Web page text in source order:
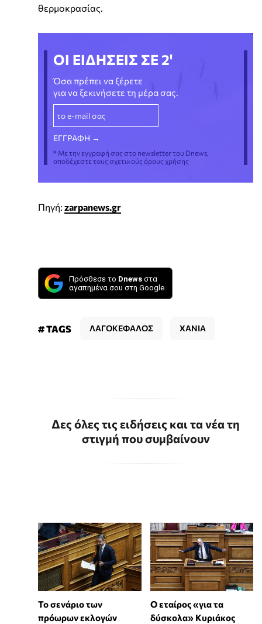
θερμοκρασίας.
ΟΙ ΕΙΔΗΣΕΙΣ ΣΕ 2'
Όσα πρέπει να ξέρετε
για να ξεκινήσετε τη μέρα σας.
* Με την εγγραφή σας στο newsletter του Dnews,
αποδέχεστε τους σχετικούς όρους χρήσης
Πηγή: zarpanews.gr
Πρόσθεσε το Dnews στα
αγαπημένα σου στη Google
# TAGS ΛΑΓΟΚΕΦΑΛΟΣ ΧΑΝΙΑ
Δες όλες τις ειδήσεις και τα νέα τη
στιγμή που συμβαίνουν
Το σενάριο των
πρόωρων εκλογών
Ο εταίρος «για τα
δύσκολα» Κυριάκος